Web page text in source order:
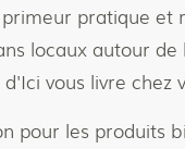
pratique et
locaux autour
vous livre chez
pour les produits